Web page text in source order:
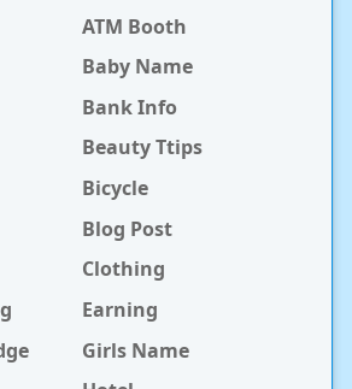
ATM Booth
Baby Name
Bank Info
Beauty Ttips
Bicycle
Blog Post
Clothing
Earning
Girls Name